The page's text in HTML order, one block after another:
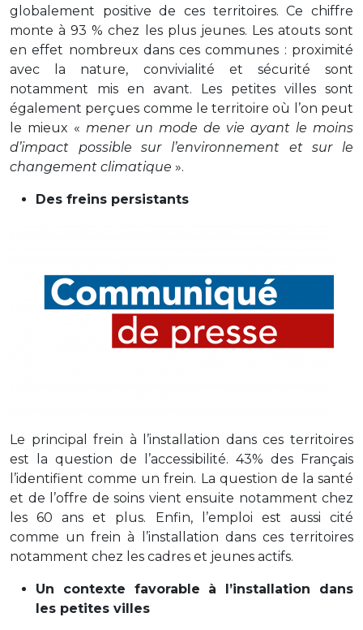
globalement positive de ces territoires. Ce chiffre
monte à 93 % chez les plus jeunes. Les atouts sont
en effet nombreux dans ces communes : proximité
avec la nature, convivialité et sécurité sont
notamment mis en avant. Les petites villes sont
également perçues comme le territoire où l’on peut
le mieux « mener un mode de vie ayant le moins
d’impact possible sur l’environnement et sur le
changement climatique ».
Des freins persistants
Le principal frein à l’installation dans ces territoires
est la question de l’accessibilité. 43% des Français
l’identifient comme un frein. La question de la santé
et de l’offre de soins vient ensuite notamment chez
les 60 ans et plus. Enfin, l’emploi est aussi cité
comme un frein à l’installation dans ces territoires
notamment chez les cadres et jeunes actifs.
Un contexte favorable à l’installation dans
les petites villes